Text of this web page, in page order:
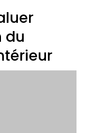
du